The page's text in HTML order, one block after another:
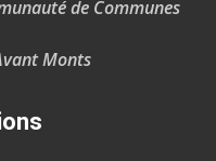
de Communes
Monts